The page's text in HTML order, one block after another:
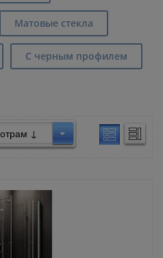
Матовые стекла
С черным профилем